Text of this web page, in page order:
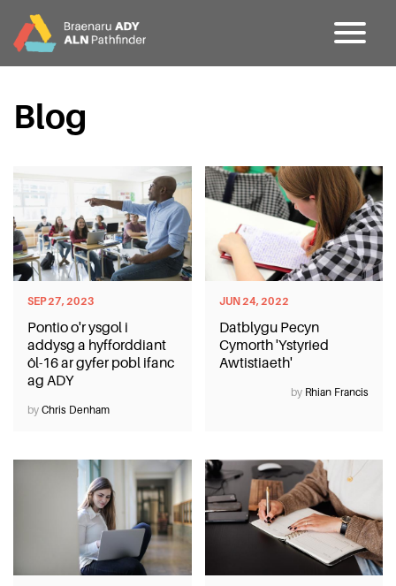
Cefndir
Partners
Dileu Jargon
Blog
Blog
SEP 27, 2023
Pontio o'r ysgol i
addysg a hyfforddiant
ôl-16 ar gyfer pobl ifanc
ag ADY
by Chris Denham
JUN 24, 2022
Datblygu Pecyn
Cymorth 'Ystyried
Awtistiaeth'
by Rhian Francis